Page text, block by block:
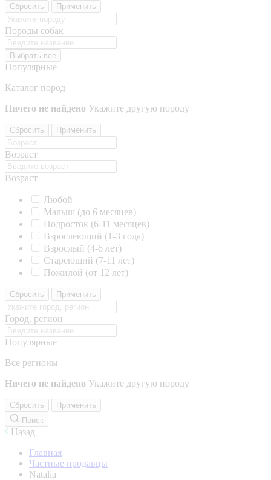
Сбросить Применить
Породы собак
Выбрать все
Популярные
Каталог пород
Ничего не найдено Укажите другую породу
Сбросить Применить
Возраст
Возраст
Любой
Малыш (до 6 месяцев)
Подросток (6-11 месяцев)
Взрослеющий (1-3 года)
Взрослый (4-6 лет)
Стареющий (7-11 лет)
Пожилой (от 12 лет)
Сбросить Применить
Город, регион
Популярные
Все регионы
Ничего не найдено Укажите другую породу
Сбросить
Применить
Поиск
Назад
Главная
Частные продавцы
Natalia